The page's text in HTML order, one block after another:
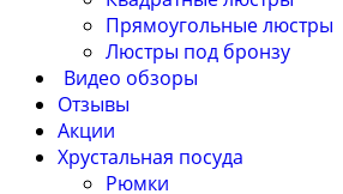
Прямоугольные люстры
Люстры под бронзу
Видео обзоры
Отзывы
Акции
Хрустальная посуда
Рюмки